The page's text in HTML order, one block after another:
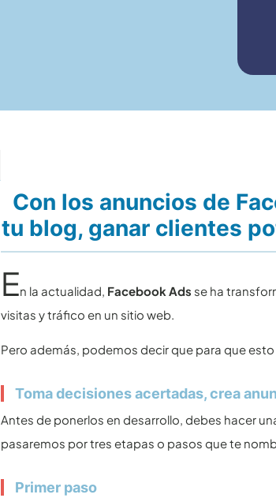
Con los anuncios de
tu blog, ganar clientes
En la actualidad, Facebook Ads se ha
visitas y tráfico en un sitio web.
Pero además, podemos decir que para que
Toma decisiones acertadas, crea
Antes de ponerlos en desarrollo, debes hacer
pasaremos por tres etapas o pasos que te
Primer paso